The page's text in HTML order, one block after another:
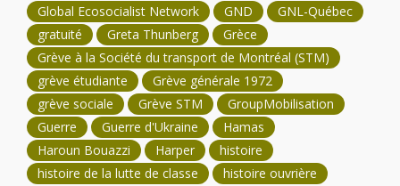
Global Ecosocialist Network
GND
GNL-Québec
gratuité
Greta Thunberg
Grèce
Grève à la Société du transport de Montréal (STM)
grève étudiante
Grève générale 1972
grève sociale
Grève STM
GroupMobilisation
Guerre
Guerre d'Ukraine
Hamas
Haroun Bouazzi
Harper
histoire
histoire de la lutte de classe
histoire ouvrière